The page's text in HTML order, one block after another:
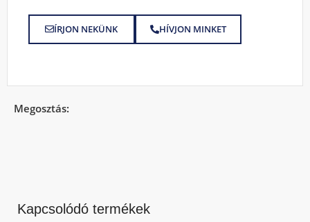
ÍRJON NEKÜNK HÍVJON MINKET
Megosztás:
Kapcsolódó termékek